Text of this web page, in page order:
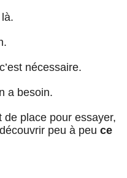
nécessaire.
a besoin.
place pour essayer,
peu à peu ce